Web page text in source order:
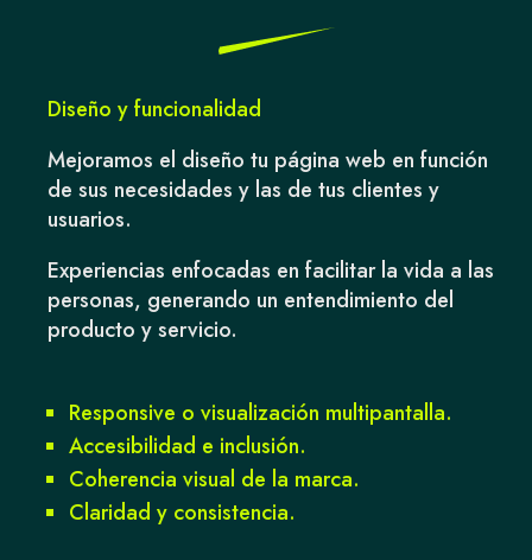
Diseño y funcionalidad
Mejoramos el diseño tu página web en función
de sus necesidades y las de tus clientes y
usuarios.
Experiencias enfocadas en facilitar la vida a las
personas, generando un entendimiento del
producto y servicio.
Responsive o visualización multipantalla.
Accesibilidad e inclusión.
Coherencia visual de la marca.
Claridad y consistencia.